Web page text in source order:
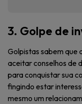
3. Golpe de
Golpistas sabem que
aceitar conselhos de
para conquistar sua
fingindo estar
mesmo um